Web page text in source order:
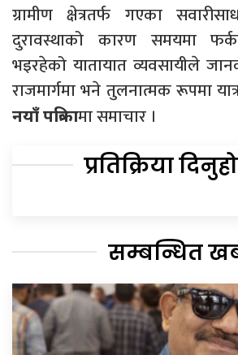
ग्रामीण क्षेत्रतर्फ गएका
दुरावस्थाको कारण समयमा
भइरहेको यातायात व्यवसायीले
राजमार्गमा भने तुलनात्मक रूपमा
नयाँ पत्रिकामा समाचार ।
प्रतिक्रिया
सम्बन्धित